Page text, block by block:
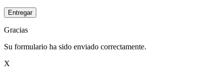
Entregar
Gracias
Su formulario ha sido enviado correctamente.
X